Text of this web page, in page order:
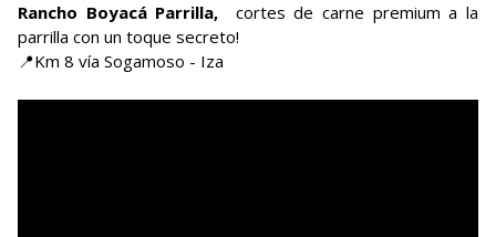
Rancho Boyacá Parrilla,
cortes de carne premium a la
parrilla con un toque secreto!
📍Km 8 vía Sogamoso - Iza